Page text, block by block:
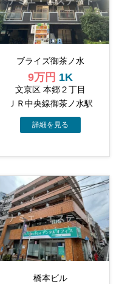
ブライズ御茶ノ水
9万円 1K
文京区 本郷２丁目
ＪＲ中央線御茶ノ水駅
橋本ビル